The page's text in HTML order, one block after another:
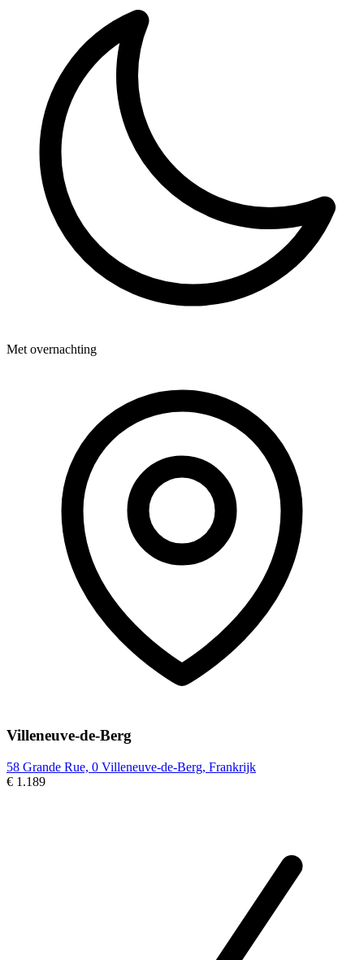
Met overnachting
Villeneuve-de-Berg
58 Grande Rue, 0 Villeneuve-de-Berg, Frankrijk
€ 1.189